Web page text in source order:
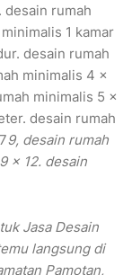
desain rumah
1 kamar
desain rumah
minimalis 4 x
minimalis 5 x
desain rumah
9, desain rumah
x 12. desain
Jasa Desain
langsung di
Pamotan,